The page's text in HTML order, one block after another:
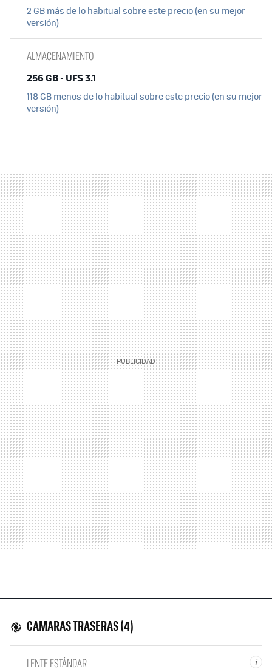
2 GB más de lo habitual sobre este precio (en su mejor
versión)
ALMACENAMIENTO
256 GB - UFS 3.1
118 GB menos de lo habitual sobre este precio (en su mejor
versión)
CAMARAS TRASERAS (4)
i
LENTE ESTÁNDAR